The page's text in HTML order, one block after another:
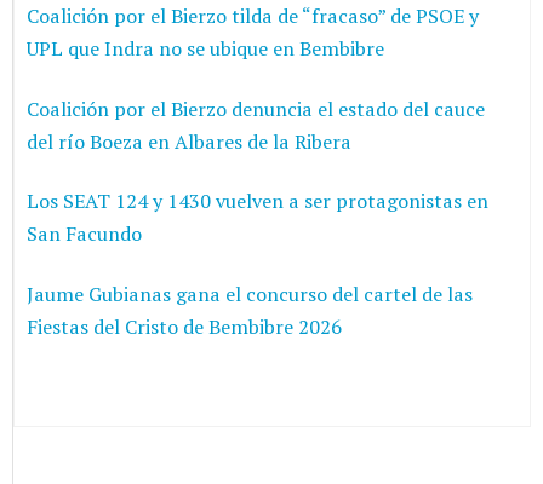
Coalición por el Bierzo tilda de “fracaso” de PSOE y
UPL que Indra no se ubique en Bembibre
Coalición por el Bierzo denuncia el estado del cauce
del río Boeza en Albares de la Ribera
Los SEAT 124 y 1430 vuelven a ser protagonistas en
San Facundo
Jaume Gubianas gana el concurso del cartel de las
Fiestas del Cristo de Bembibre 2026